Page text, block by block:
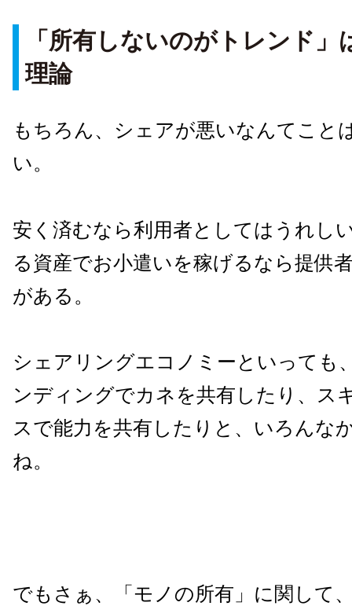
「所有しないのがトレンド」
理論
もちろん、シェアが悪いなんてこと
い。
安く済むなら利用者としてはうれし
る資産でお小遣いを稼げるなら提供
がある。
シェアリングエコノミーといっても
ンディングでカネを共有したり、ス
スで能力を共有したりと、いろんな
ね。
でもさぁ、「モノの所有」に関して